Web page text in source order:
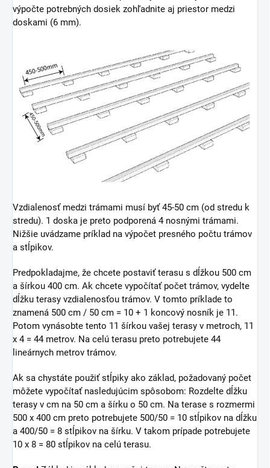
výpočte potrebných dosiek zohľadnite aj priestor medzi
doskami (6 mm).
Vzdialenosť medzi trámami musí byť 45-50 cm (od stredu k
stredu). 1 doska je preto podporená 4 nosnými trámami.
Nižšie uvádzame príklad na výpočet presného počtu trámov
a stĺpikov.
Predpokladajme, že chcete postaviť terasu s dĺžkou 500 cm
a šírkou 400 cm. Ak chcete vypočítať počet trámov, vydelte
dĺžku terasy vzdialenosťou trámov. V tomto príklade to
znamená 500 cm / 50 cm = 10 + 1 koncový nosník je 11.
Potom vynásobte tento 11 šírkou vašej terasy v metroch, 11
x 4 = 44 metrov. Na celú terasu preto potrebujete 44
lineárnych metrov trámov.
Ak sa chystáte použiť stĺpiky ako základ, požadovaný počet
môžete vypočítať nasledujúcim spôsobom: Rozdelte dĺžku
terasy v cm na 50 cm a šírku o 50 cm. Na terase s rozmermi
500 x 400 cm preto potrebujete 500/50 = 10 stĺpikov na dĺžku
a 400/50 = 8 stĺpikov na šírku. V takom prípade potrebujete
10 x 8 = 80 stĺpikov na celú terasu.